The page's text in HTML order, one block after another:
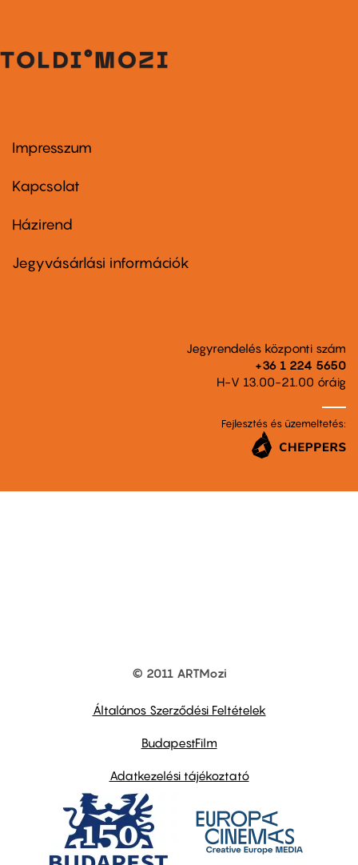
Footer
first
Impresszum
Kapcsolat
Footer
second
Házirend
Jegyvásárlási információk
Jegyrendelés központi szám
+36 1 224 5650
H-V 13.00-21.00 óráig
Fejlesztés és üzemeltetés:
© 2011 ARTMozi
Általános Szerződési Feltételek
BudapestFilm
Adatkezelési tájékoztató